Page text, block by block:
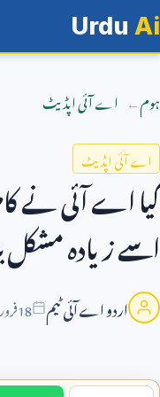
Urdu Ai
ہوم اے آئی اپڈیٹ
اے آئی اپڈیٹ
کیا اے آئی نے
اسے زیادہ مشکل
اردو اے آئی ٹیم 18